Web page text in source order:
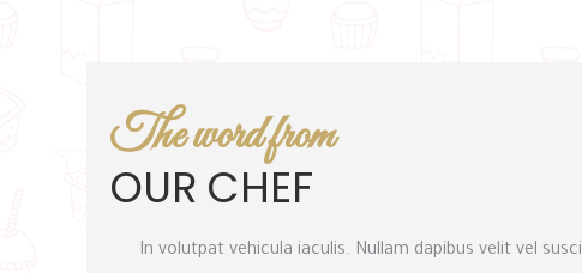
The word from
OUR CHEF
In volutpat vehicula iaculis. Nullam dapibus velit vel